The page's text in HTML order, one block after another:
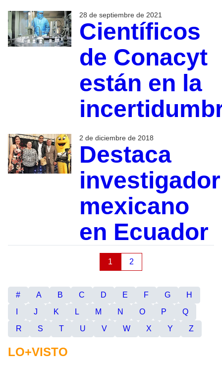
28 de septiembre de 2021
Científicos
de Conacyt
están en la
2 de diciembre de 2018
Destaca
investigador
mexicano
en Ecuador
1 2
# A B C D E F G
H
J K L M N O P
Q
R
S T U V W X Y Z
LO+VISTO